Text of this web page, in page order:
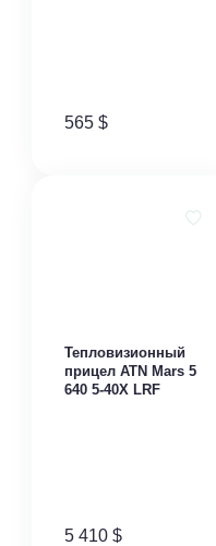
565 $
​Тепловизионный
прицел ATN Mars 5
640 5-40X LRF
5 410 $